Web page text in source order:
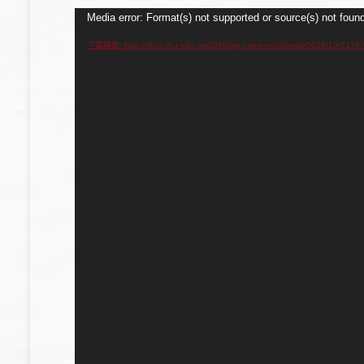
Media error: Format(s) not supported or source(s) not found
下載檔案: http://shuj.shu.edu.tw/2016/wp-content/uploads/2016/10/